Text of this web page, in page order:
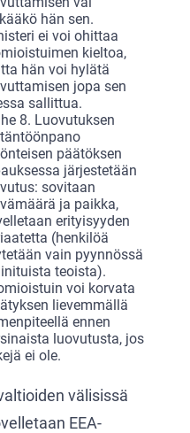
hän sen.
ei voi ohittaa
kieltoa,
hän voi hylätä
jopa sen
sallittua.
8. Luovutuksen
päätöksen
järjestetään
sovitaan
ja paikka,
erityisyyden
(henkilöä
vain pyynnössä
teoista).
voi korvata
lievemmällä
ennen
luovutusta, jos
ei ole.
välisissä
EEA-